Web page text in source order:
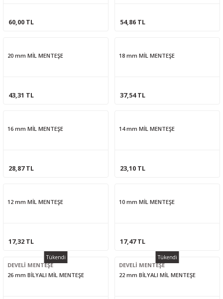
60,00 TL 54,86 TL
20 mm MİL MENTEŞE
43,31 TL
18 mm MİL MENTEŞE
37,54 TL
16 mm MİL MENTEŞE
28,87 TL
14 mm MİL MENTEŞE
23,10 TL
12 mm MİL MENTEŞE
17,32 TL
10 mm MİL MENTEŞE
17,47 TL
Tükendi
DEVELİ MENTEŞE
26 mm BİLYALI MİL MENTEŞE
Tükendi
DEVELİ MENTEŞE
22 mm BİLYALI MİL MENTEŞE